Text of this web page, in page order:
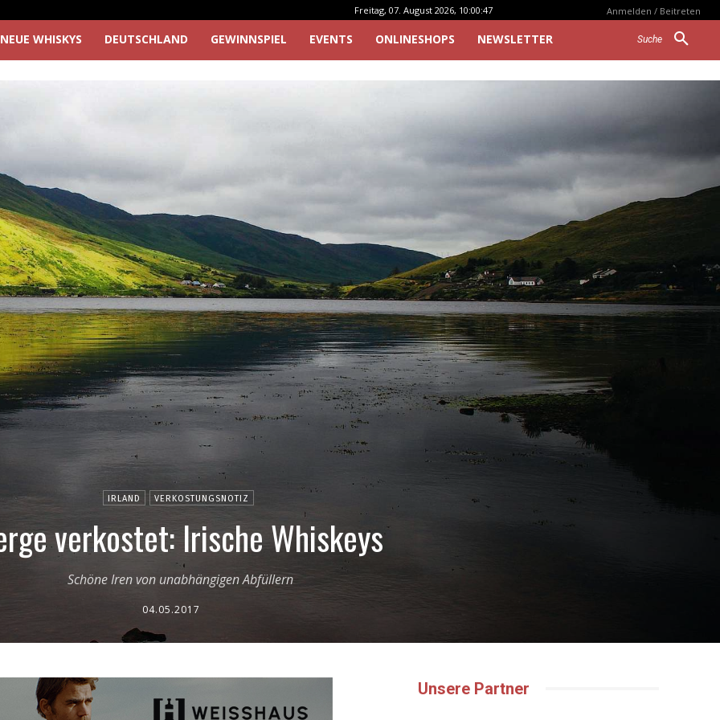
Freitag, 07. August 2026, 10:00:47 Anmelden / Beitreten
Suche
NEUE WHISKYS DEUTSCHLAND GEWINNSPIEL EVENTS ONLINESHOPS NEWSLETTER
IRLAND VERKOSTUNGSNOTIZ
verkostet: Irische Whiskeys
Schöne Iren von unabhängigen Abfüllern
04.05.2017
Unsere Partner